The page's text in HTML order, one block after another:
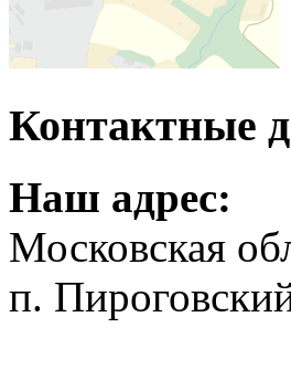
Контактные
Наш адрес:
Московская
п.